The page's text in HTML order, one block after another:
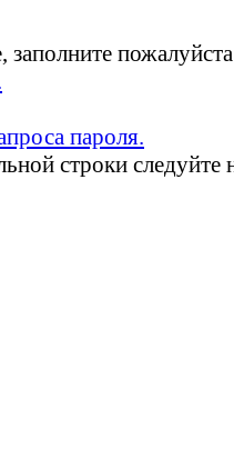
заполните пожалуйста
пароля.
строки следуйте